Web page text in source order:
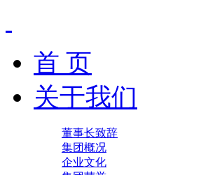
首 页
关于我们
董事长致辞
集团概况
企业文化